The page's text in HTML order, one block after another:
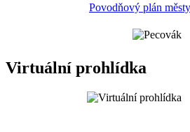
Povodňový plán
Virtuální prohlídka